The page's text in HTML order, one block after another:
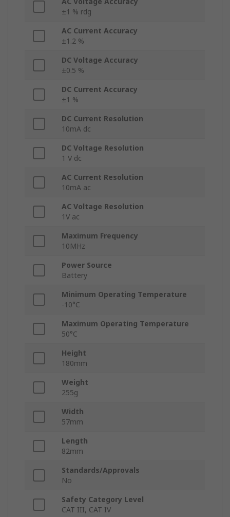
±1 % rdg
AC Current Accuracy
±1.2 %
DC Voltage Accuracy
±0.5 %
DC Current Accuracy
±1 %
DC Current Resolution
10mA dc
DC Voltage Resolution
1 V dc
AC Current Resolution
10mA ac
AC Voltage Resolution
1V ac
Maximum Frequency
10MHz
Power Source
Battery
Minimum Operating Temperature
-10°C
Maximum Operating Temperature
50°C
Height
180mm
Weight
255g
Width
57mm
Length
82mm
Standards/Approvals
No
Safety Category Level
CAT III, CAT IV